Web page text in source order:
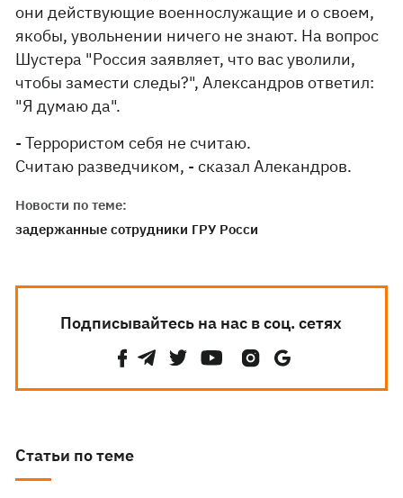
они действующие военнослужащие и о своем,
якобы, увольнении ничего не знают. На вопрос
Шустера "Россия заявляет, что вас уволили,
чтобы замести следы?", Александров ответил:
"Я думаю да".
- Террористом себя не считаю.
Считаю разведчиком, - сказал Алекандров.
Новости по теме:
задержанные сотрудники ГРУ Росси
Подписывайтесь на нас в соц. сетях
Статьи по теме